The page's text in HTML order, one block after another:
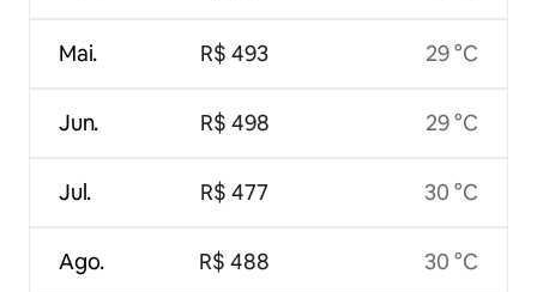
Mai.
Jun.
Jul.
Ago.
R$ 493
R$ 498
R$ 477
R$ 488
29 °C
29 °C
30 °C
30 °C